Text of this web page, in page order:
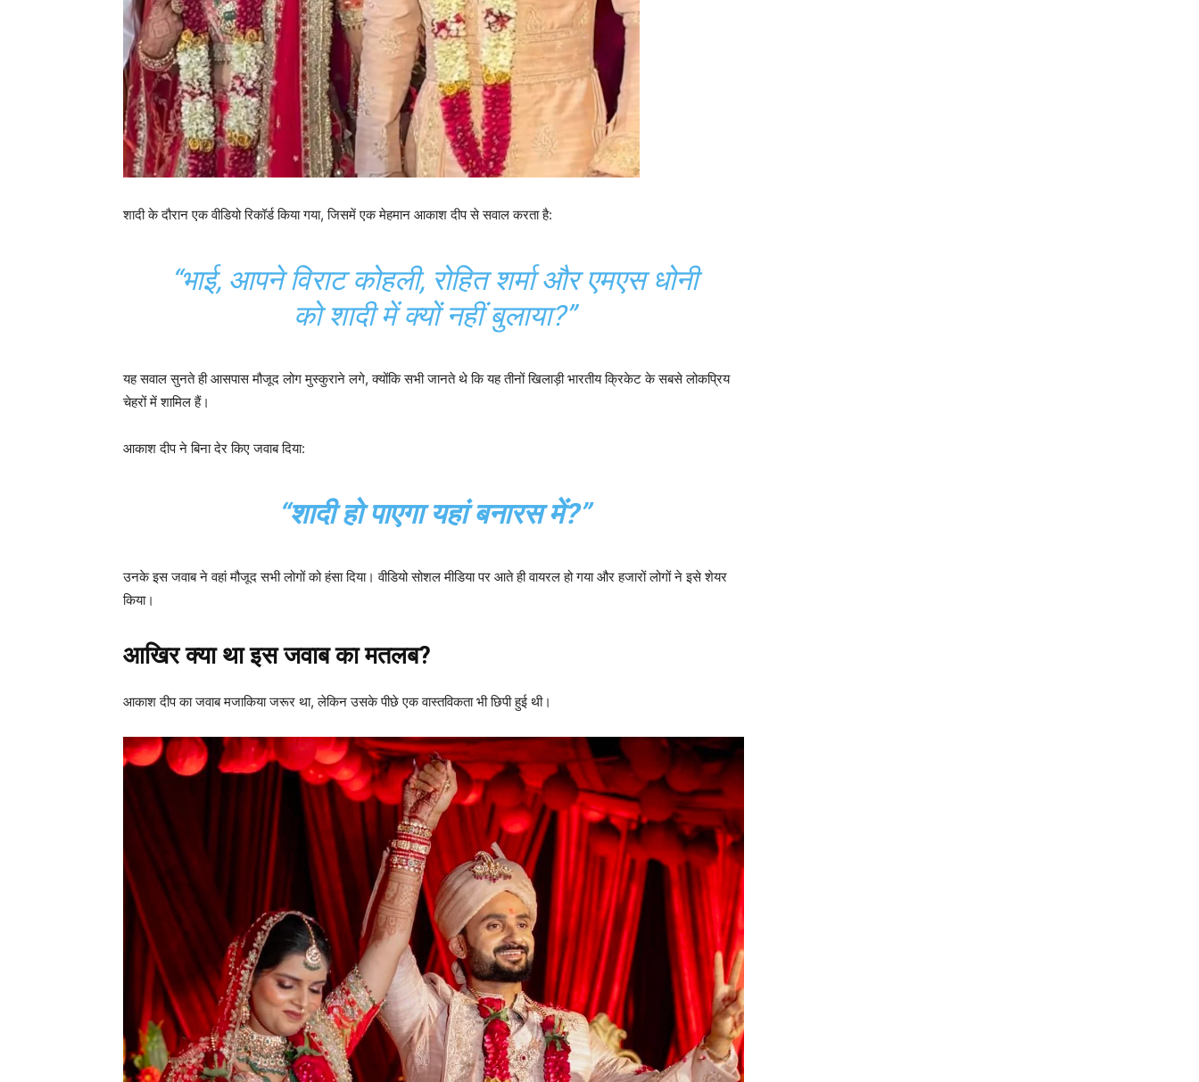
शादी के दौरान एक वीडियो रिकॉर्ड किया गया, जिसमें एक मेहमान आकाश दीप से सवाल करता है:
“भाई, आपने विराट कोहली, रोहित शर्मा और एमएस धोनी
को शादी में क्यों नहीं बुलाया?”
यह सवाल सुनते ही आसपास मौजूद लोग मुस्कुराने लगे, क्योंकि सभी जानते थे कि यह तीनों खिलाड़ी भारतीय क्रिकेट के सबसे लोकप्रिय
चेहरों में शामिल हैं।
आकाश दीप ने बिना देर किए जवाब दिया:
“शादी हो पाएगा यहां बनारस में?”
उनके इस जवाब ने वहां मौजूद सभी लोगों को हंसा दिया। वीडियो सोशल मीडिया पर आते ही वायरल हो गया और हजारों लोगों ने इसे शेयर
किया।
आखिर क्या था इस जवाब का मतलब?
आकाश दीप का जवाब मजाकिया जरूर था, लेकिन उसके पीछे एक वास्तविकता भी छिपी हुई थी।